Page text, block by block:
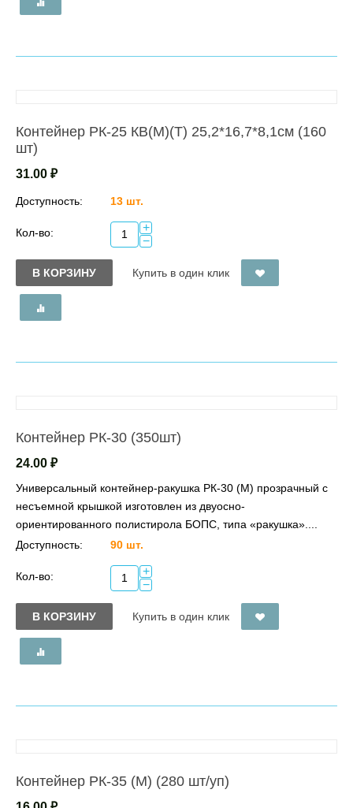
Контейнер РК-25 КВ(М)(Т) 25,2*16,7*8,1см (160
шт)
31.00 ₽
Доступность: 13 шт.
Кол-во:
+
−
В КОРЗИНУ Купить в один клик
Контейнер РК-30 (350шт)
24.00 ₽
Универсальный контейнер-ракушка РК-30 (М) прозрачный с
несъемной крышкой изготовлен из двуосно-
ориентированного полистирола БОПС, типа «ракушка»....
Доступность:
90 шт.
Кол-во:
+
−
В КОРЗИНУ Купить в один клик
Контейнер РК-35 (М) (280 шт/уп)